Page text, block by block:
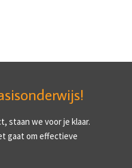
staan we voor je klaar.
gaat om effectieve